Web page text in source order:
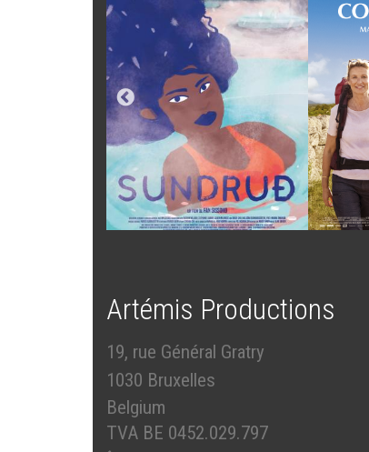
Artémis Productions
19, rue Général Gratry
1030 Bruxelles
Belgium
TVA BE 0452.029.797